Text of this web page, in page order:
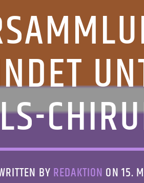
BYREDAKTION ON 15.